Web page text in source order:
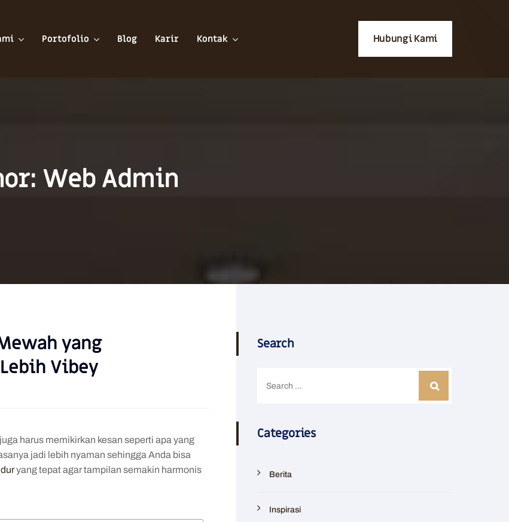
Portofolio Blog Karir Kontak Hubungi Kami
Web Admin
yang
Vibey
harus memikirkan kesan seperti apa yang
jadi lebih nyaman sehingga Anda bisa
yang tepat agar tampilan semakin harmonis
Search
Categories
Berita
Inspirasi